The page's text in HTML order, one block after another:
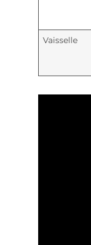
Vaisselle